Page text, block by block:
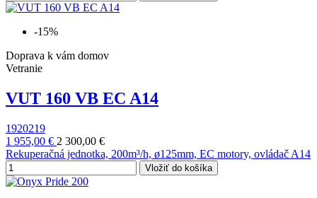
-15%
Doprava k vám domov
Vetranie
VUT 160 VB EC A14
1920219
1 955,00 € 2 300,00 €
Rekuperačná jednotka, 200m³/h, ø125mm, EC motory, ovládač A14
Vložiť do košíka